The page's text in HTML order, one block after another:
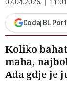
07.04.2026. | 11:01
Dodaj BL
Koliko
maha,
Ada gdje je